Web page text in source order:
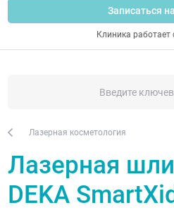
Записаться
Клиника работает
Лазерная косметология
Лазерная
DEKA